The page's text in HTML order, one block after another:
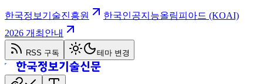
한국정보기술진흥원
한국인공지능올림피아드 (KOAI)
2026 개최안내
RSS 구독 테마 변경